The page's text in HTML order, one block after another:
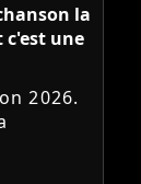
la
c'est une
2026.
une